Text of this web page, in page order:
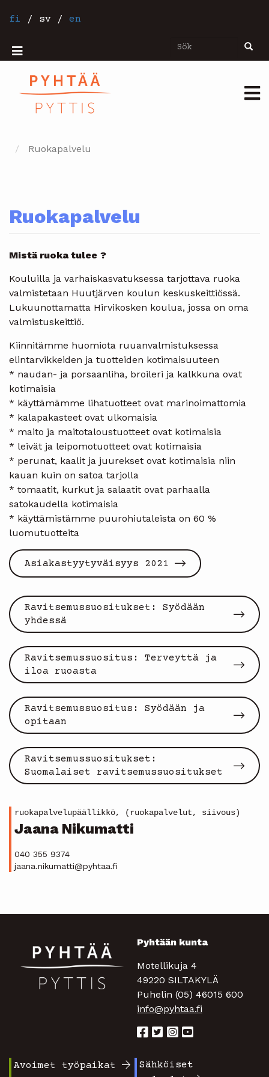
tillfi / sv / en
Sök Sök
Mobiilivalikko
Ruokapalvelu
Ruokapalvelu
Mistä ruoka tulee ?
Kouluilla ja varhaiskasvatuksessa tarjottava ruoka
valmistetaan Huutjärven koulun keskuskeittiössä.
Lukuunottamatta Hirvikosken koulua, jossa on oma
valmistuskeittiö.
Kiinnitämme huomiota ruuanvalmistuksessa
elintarvikkeiden ja tuotteiden kotimaisuuteen
* naudan- ja porsaanliha, broileri ja kalkkuna ovat
kotimaisia
* käyttämämme lihatuotteet ovat marinoimattomia
* kalapakasteet ovat ulkomaisia
* maito ja maitotaloustuotteet ovat kotimaisia
* leivät ja leipomotuotteet ovat kotimaisia
* perunat, kaalit ja juurekset ovat kotimaisia niin
kauan kuin on satoa tarjolla
* tomaatit, kurkut ja salaatit ovat parhaalla
satokaudella kotimaisia
* käyttämistämme puurohiutaleista on 60 %
luomutuotteita
Asiakastyytyväisyys 2021
Ravitsemussuositukset: Syödään
yhdessä
Ravitsemussuositus: Terveyttä ja
iloa ruoasta
Ravitsemussuositus: Syödään ja
opitaan
Ravitsemussuositukset:
Suomalaiset ravitsemussuositukset
ruokapalvelupäällikkö, (ruokapalvelut, siivous)
Jaana Nikumatti
040 355 9374
jaana.nikumatti@pyhtaa.fi
Pyhtään kunta
Motellikuja 4
49220 SILTAKYLÄ
Puhelin (05) 46015 600
info@pyhtaa.fi
Avoimet työpaikat
Sähköiset